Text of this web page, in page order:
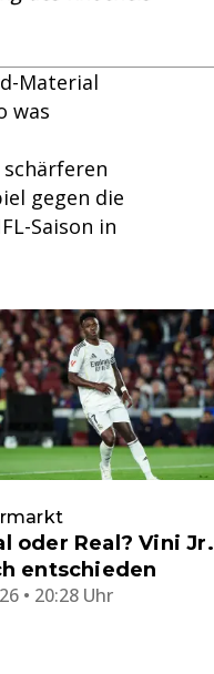
Material
was
gegen die
Saison in
oder Real? Vini Jr.
entschieden
• 20:28 Uhr